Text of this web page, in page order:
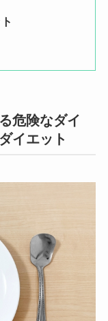
危険なダイ
イエット